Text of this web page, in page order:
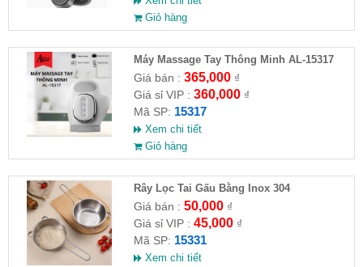
Giỏ hàng
Máy Massage Tay Thông Minh AL-15317
Giá bán : 365,000₫
Giá sỉ VIP : 360,000₫
Mã SP: 15317
Xem chi tiết
Giỏ hàng
Rây Lọc Tai Gấu Bằng Inox 304
Giá bán : 50,000₫
Giá sỉ VIP : 45,000₫
Mã SP: 15331
Xem chi tiết